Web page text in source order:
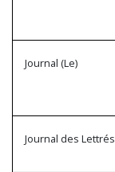
Journal (Le)
Journal des Lettrés